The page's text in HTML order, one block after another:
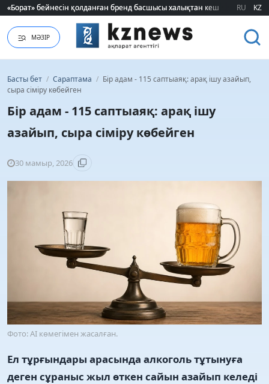
«Борат» бейнесін қолданған бренд басшысы халықтан кешірім сұрады
«Борат» бейнесін қолданған бренд басшысы халықтан кешірім сұрады
RU KZ
МӘЗІР
Басты бет / Сараптама / Бір адам - 115 саптыаяқ: арақ ішу азайып,
сыра сіміру көбейген
Бір адам - 115 саптыаяқ: арақ ішу
азайып, сыра сіміру көбейген
30 мамыр, 2026
Фото: AI көмегімен жасалған.
Ел тұрғындары арасында алкоголь тұтынуға
деген сұраныс жыл өткен сайын азайып келеді